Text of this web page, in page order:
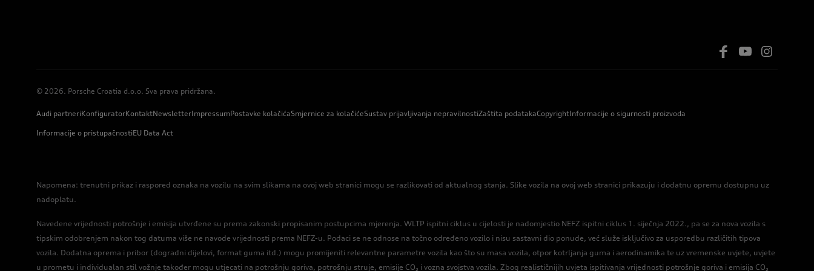
© 2026. Porsche Croatia d.o.o. Sva prava pridržana.
Audi partneriKonfiguratorKontaktNewsletterImpressumPostavke kolačićaSmjernice za kolačićeSustav prijavljivanja nepravilnostiZaštita podatakaCopyrightInformacije o sigurnosti proizvoda
Informacije o pristupačnostiEU Data Act
Napomena: trenutni prikaz i raspored oznaka na vozilu na svim slikama na ovoj web stranici mogu se razlikovati od aktualnog stanja. Slike vozila na ovoj web stranici prikazuju i dodatnu opremu dostupnu uz
nadoplatu.
Navedene vrijednosti potrošnje i emisija utvrđene su prema zakonski propisanim postupcima mjerenja. WLTP ispitni ciklus u cijelosti je nadomjestio NEFZ ispitni ciklus 1. siječnja 2022., pa se za nova vozila s
tipskim odobrenjem nakon tog datuma više ne navode vrijednosti prema NEFZ-u. Podaci se ne odnose na točno određeno vozilo i nisu sastavni dio ponude, već služe isključivo za usporedbu različitih tipova
vozila. Dodatna oprema i pribor (dogradni dijelovi, format guma itd.) mogu promijeniti relevantne parametre vozila kao što su masa vozila, otpor kotrljanja guma i aerodinamika te uz vremenske uvjete, uvjete
u prometu i individualan stil vožnje također mogu utjecati na potrošnju goriva, potrošnju struje, emisije CO₂ i vozna svojstva vozila. Zbog realističnijih uvjeta ispitivanja vrijednosti potrošnje goriva i emisija CO₂